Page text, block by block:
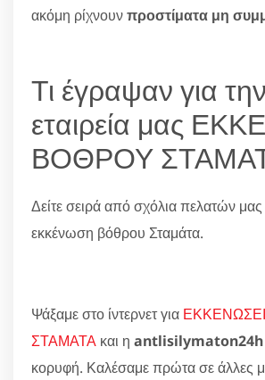
ακόμη ρίχνουνπροστίματα μη
Τι έγραψαν για την
εταιρεία μας
ΒΟΘΡΟΥ
Δείτε σειρά από σχόλια πελατών μας
εκκένωση βόθρου Σταμάτα.
Ψάξαμε στο ίντερνετ για
ΣΤΑΜΑΤΑ και η antlisilymaton24h
κορυφή. Καλέσαμε πρώτα σε άλλες